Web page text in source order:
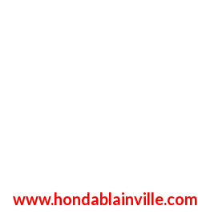
www.hondablainville.com